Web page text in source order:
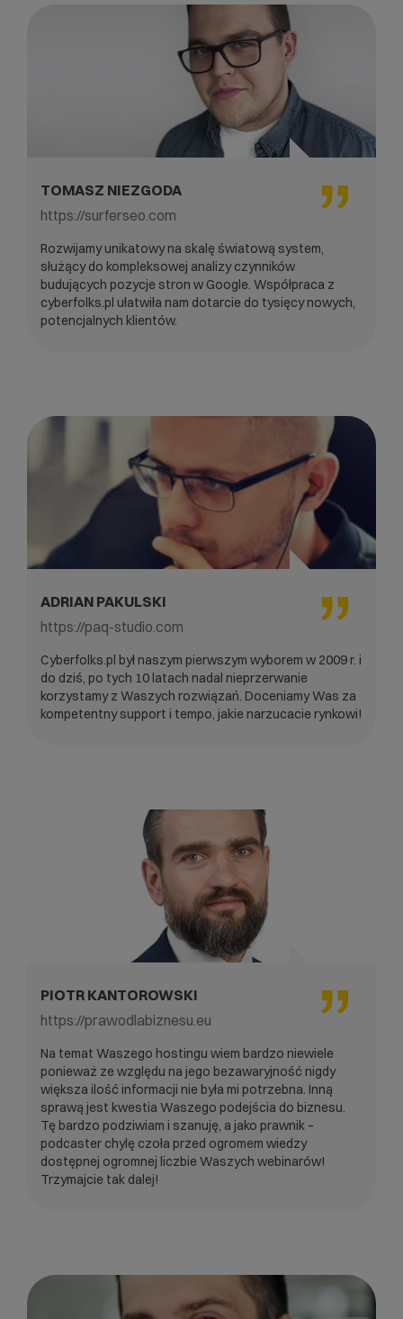
TOMASZ NIEZGODA
https://surferseo.com
Rozwijamy unikatowy na skalę światową system,
służący do kompleksowej analizy czynników
budujących pozycje stron w Google. Współpraca z
cyberfolks.pl ułatwiła nam dotarcie do tysięcy nowych,
potencjalnych klientów.
ADRIAN PAKULSKI
https://paq-studio.com
Cyberfolks.pl był naszym pierwszym wyborem w 2009 r. i
do dziś, po tych 10 latach nadal nieprzerwanie
korzystamy z Waszych rozwiązań. Doceniamy Was za
kompetentny support i tempo, jakie narzucacie rynkowi!
PIOTR KANTOROWSKI
https://prawodlabiznesu.eu
Na temat Waszego hostingu wiem bardzo niewiele
ponieważ ze względu na jego bezawaryjność nigdy
większa ilość informacji nie była mi potrzebna. Inną
sprawą jest kwestia Waszego podejścia do biznesu.
Tę bardzo podziwiam i szanuję, a jako prawnik –
podcaster chylę czoła przed ogromem wiedzy
dostępnej ogromnej liczbie Waszych webinarów!
Trzymajcie tak dalej!